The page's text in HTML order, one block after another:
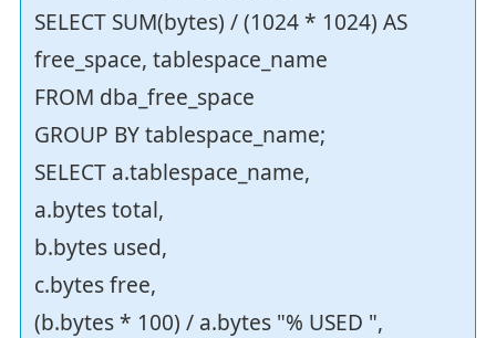
SELECT SUM(bytes) / (1024 * 1024) AS
free_space, tablespace_name
FROM dba_free_space
GROUP BY tablespace_name;
SELECT a.tablespace_name,
a.bytes total,
b.bytes used,
c.bytes free,
(b.bytes * 100) / a.bytes "% USED ",